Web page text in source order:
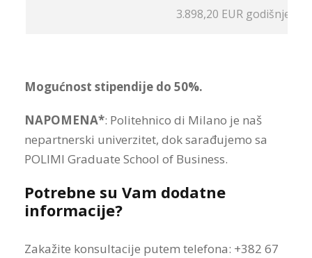
3.898,20 EUR godišnje
Mogućnost stipendije do 50%.
NAPOMENA*: Politehnico di Milano je naš
nepartnerski univerzitet, dok sarađujemo sa
POLIMI Graduate School of Business.
Potrebne su Vam dodatne
informacije?
Zakažite konsultacije putem telefona: +382 67